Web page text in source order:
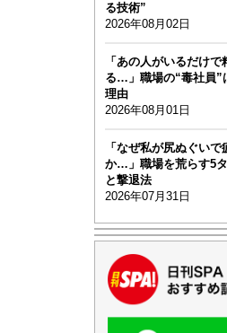
る技術”
2026年08月02日
「あの人がいるだけ
る…」職場の“毒社員”
理由
2026年08月01日
「なぜ私が尻ぬぐい
か…」職場を荒らす5
と撃退法
2026年07月31日